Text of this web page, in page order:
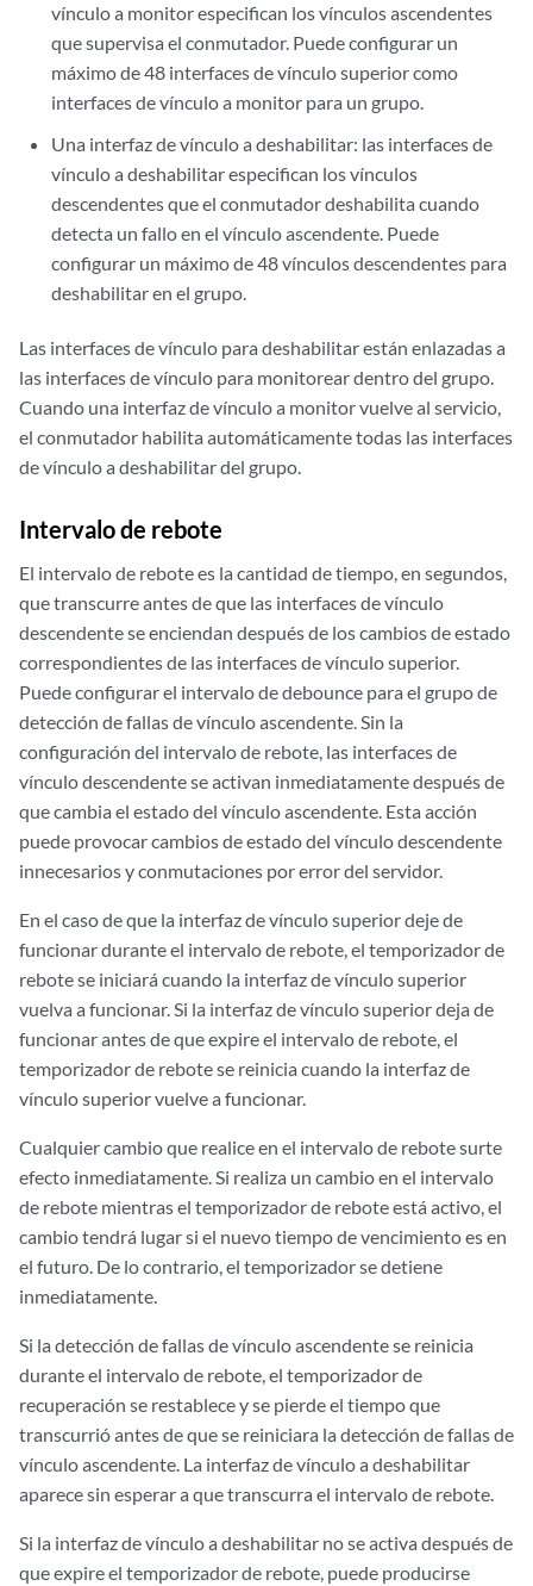
vínculo a monitor especifican los vínculos ascendentes
que supervisa el conmutador. Puede configurar un
máximo de 48 interfaces de vínculo superior como
interfaces de vínculo a monitor para un grupo.
Una interfaz de vínculo a deshabilitar: las interfaces de
vínculo a deshabilitar especifican los vínculos
descendentes que el conmutador deshabilita cuando
detecta un fallo en el vínculo ascendente. Puede
configurar un máximo de 48 vínculos descendentes para
deshabilitar en el grupo.
Las interfaces de vínculo para deshabilitar están enlazadas a
las interfaces de vínculo para monitorear dentro del grupo.
Cuando una interfaz de vínculo a monitor vuelve al servicio,
el conmutador habilita automáticamente todas las interfaces
de vínculo a deshabilitar del grupo.
Intervalo de rebote
El intervalo de rebote es la cantidad de tiempo, en segundos,
que transcurre antes de que las interfaces de vínculo
descendente se enciendan después de los cambios de estado
correspondientes de las interfaces de vínculo superior.
Puede configurar el intervalo de debounce para el grupo de
detección de fallas de vínculo ascendente. Sin la
configuración del intervalo de rebote, las interfaces de
vínculo descendente se activan inmediatamente después de
que cambia el estado del vínculo ascendente. Esta acción
puede provocar cambios de estado del vínculo descendente
innecesarios y conmutaciones por error del servidor.
En el caso de que la interfaz de vínculo superior deje de
funcionar durante el intervalo de rebote, el temporizador de
rebote se iniciará cuando la interfaz de vínculo superior
vuelva a funcionar. Si la interfaz de vínculo superior deja de
funcionar antes de que expire el intervalo de rebote, el
temporizador de rebote se reinicia cuando la interfaz de
vínculo superior vuelve a funcionar.
Cualquier cambio que realice en el intervalo de rebote surte
efecto inmediatamente. Si realiza un cambio en el intervalo
de rebote mientras el temporizador de rebote está activo, el
cambio tendrá lugar si el nuevo tiempo de vencimiento es en
el futuro. De lo contrario, el temporizador se detiene
inmediatamente.
Si la detección de fallas de vínculo ascendente se reinicia
durante el intervalo de rebote, el temporizador de
recuperación se restablece y se pierde el tiempo que
transcurrió antes de que se reiniciara la detección de fallas de
vínculo ascendente. La interfaz de vínculo a deshabilitar
aparece sin esperar a que transcurra el intervalo de rebote.
Si la interfaz de vínculo a deshabilitar no se activa después de
que expire el temporizador de rebote, puede producirse